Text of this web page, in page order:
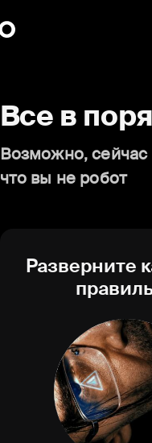
Все в
Возможно, сейчас
что вы не робот
Разверните